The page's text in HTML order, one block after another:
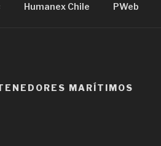
Humanex Chile PWeb
MARÍTIMOS